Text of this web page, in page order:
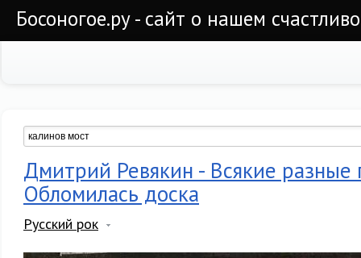
Босоногое.ру - сайт о нашем
Дмитрий Ревякин - Всякие разные
Обломилась доска
Русский рок